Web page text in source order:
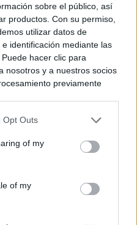
sobre el público, así
productos. Con su permiso,
utilizar datos de
identificación mediante las
hacer clic para
nosotros y a nuestros socios
previamente
en cuenta que algún
tiene el derecho de
preferencias se aplicarán
nuevo en este sitio web o
Opt Outs
of my
of my